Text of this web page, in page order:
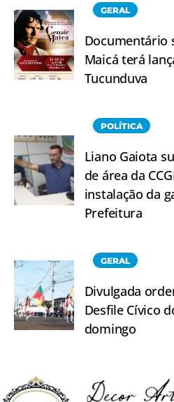
GERAL
Documentário
Maicá terá
Tucunduva
POLÍTICA
Liano Gaiota
de área da
instalação da
Prefeitura
GERAL
Divulgada
Desfile Cívico
domingo